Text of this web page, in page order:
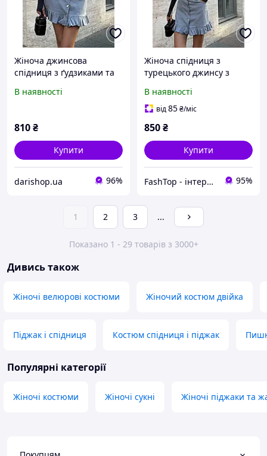
Жіноча джинсова
спідниця з ґудзиками та
В наявності
810₴
Купити
darishop.ua 96%
Жіноча спідниця з
турецького джинсу з
В наявності
від85₴/міс
850₴
Купити
FashTop - інтернет-магазин для тих, хто цінує гроші та свій час 95%
1 2 3 ...
Показано 1 - 29 товарів з 3000+
Дивись також
Жіночі велюрові костюми Жіночий костюм двійка
Піджак і спідниця Костюм спідниця і піджак
Популярні категорії
Жіночі костюми Жіночі сукні Жіночі піджаки та